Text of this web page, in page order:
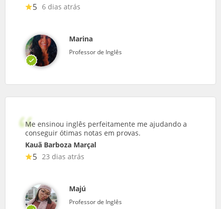
5 6 dias atrás
Marina
Professor de Inglês
Me ensinou inglês perfeitamente me ajudando a
conseguir ótimas notas em provas.
Kauã Barboza Marçal
5 23 dias atrás
Majú
Professor de Inglês